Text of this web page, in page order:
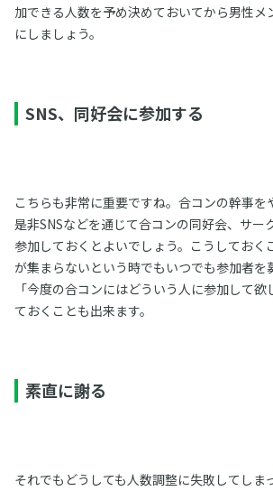
加できる人数を予め決めておいてから男性メ
にしましょう。
SNS、同好会に参加する
こちらも非常に重要ですね。合コンの幹事を
是非SNSなどを通じて合コンの同好会、サー
参加しておくとよいでしょう。こうしておく
が集まらないという時でもいつでも参加者を
「今度の合コンにはどういう人に参加して
ておくことも出来ます。
素直に謝る
それでもどうしても人数調整に失敗してしま